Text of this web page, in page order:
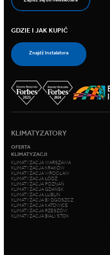
GDZIE I JAK KUPIĆ
Znajdź Instalatora
KLIMATYZATORY
OFERTA
KLIMATYZACJI
KLIMATYZACJA WARSZAWA
KLIMATYZACJA KRAKÓW
KLIMATYZACJA WROCŁAW
KLIMATYZACJA ŁÓDŹ
KLIMATYZACJA POZNAŃ
KLIMATYZACJA GDAŃSK
KLIMATYZACJA LUBLIN
KLIMATYZACJA BYDGOSZCZ
KLIMATYZACJA KATOWICE
KLIMATYZACJA RZESZÓW
KLIMATYZACJA BIAŁYSTOK